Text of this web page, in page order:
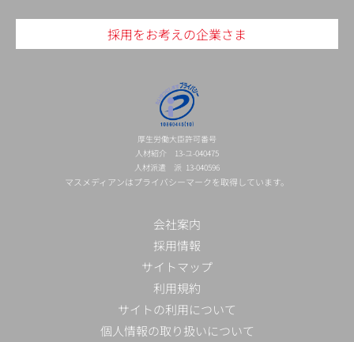
採用をお考えの企業さま
厚生労働大臣許可番号
人材紹介 13-ユ-040475
人材派遣 派 13-040596
マスメディアンはプライバシーマークを取得しています。
会社案内
採用情報
サイトマップ
利用規約
サイトの利用について
個人情報の取り扱いについて